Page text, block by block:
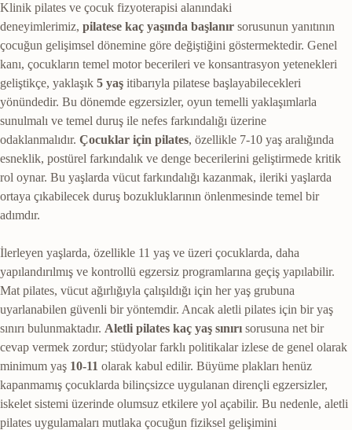
Klinik pilates ve çocuk fizyoterapisi alanındaki
deneyimlerimiz, pilatese kaç yaşında başlanır sorusunun yanıtının
çocuğun gelişimsel dönemine göre değiştiğini göstermektedir. Genel
kanı, çocukların temel motor becerileri ve konsantrasyon yetenekleri
geliştikçe, yaklaşık 5 yaş itibarıyla pilatese başlayabilecekleri
yönündedir. Bu dönemde egzersizler, oyun temelli yaklaşımlarla
sunulmalı ve temel duruş ile nefes farkındalığı üzerine
odaklanmalıdır. Çocuklar için pilates, özellikle 7-10 yaş aralığında
esneklik, postürel farkındalık ve denge becerilerini geliştirmede kritik
rol oynar. Bu yaşlarda vücut farkındalığı kazanmak, ileriki yaşlarda
ortaya çıkabilecek duruş bozukluklarının önlenmesinde temel bir
adımdır.
İlerleyen yaşlarda, özellikle 11 yaş ve üzeri çocuklarda, daha
yapılandırılmış ve kontrollü egzersiz programlarına geçiş yapılabilir.
Mat pilates, vücut ağırlığıyla çalışıldığı için her yaş grubuna
uyarlanabilen güvenli bir yöntemdir. Ancak aletli pilates için bir yaş
sınırı bulunmaktadır. Aletli pilates kaç yaş sınırı sorusuna net bir
cevap vermek zordur; stüdyolar farklı politikalar izlese de genel olarak
minimum yaş 10-11 olarak kabul edilir. Büyüme plakları henüz
kapanmamış çocuklarda bilinçsizce uygulanan dirençli egzersizler,
iskelet sistemi üzerinde olumsuz etkilere yol açabilir. Bu nedenle, aletli
pilates uygulamaları mutlaka çocuğun fiziksel gelişimini